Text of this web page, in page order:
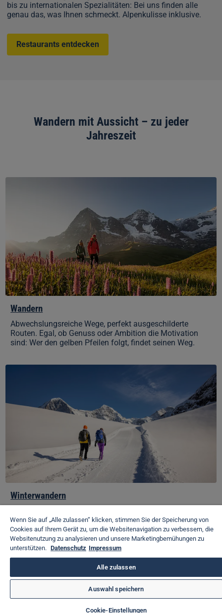
bis zu internationalen Spezialitäten: Bei uns finden alle
genau das, was Ihnen schmeckt. Alpenkulisse inklusive.
Restaurants entdecken
Wandern mit Aussicht – zu jeder
Jahreszeit
Wandern
Abwechslungsreiche Wege, perfekt ausgeschilderte
Routen. Egal, ob Genuss oder Ambition die Motivation
sind: Wer den gelben Pfeilen folgt, findet seinen Weg.
Winterwandern
Winterwandern
Winterlandschaften ein. Auf den präparierten Wegen ist
bloss das Knirschen der Schuhe zu hören.
Wenn Sie auf „Alle zulassen“ klicken, stimmen Sie der Speicherung von
Cookies auf Ihrem Gerät zu, um die Websitenavigation zu verbessern, die
Websitenutzung zu analysieren und unsere Marketingbemühungen zu
unterstützen. Datenschutz Impressum
Alle zulassen
Auswahl speichern
Cookie-Einstellungen